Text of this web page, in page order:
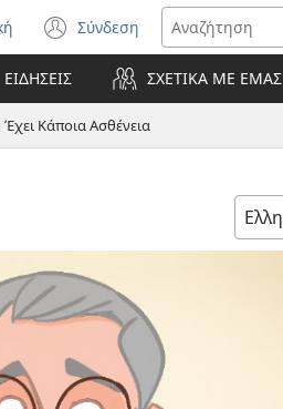
Σύνδεση
(ανοίγει
νέο
παράθυρο)
ΕΙΔΗΣΕΙΣ ΣΧΕΤΙΚΑ ΜΕ ΕΜΑΣ
Κάποια Ασθένεια